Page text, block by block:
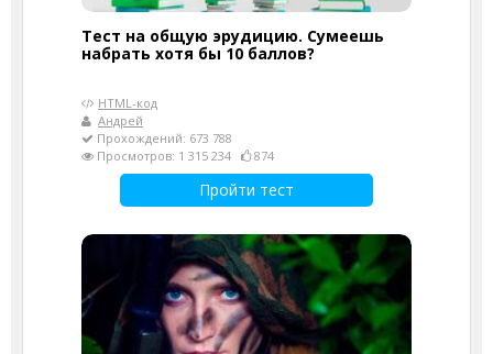
Тест на общую эрудицию. Сумеешь
набрать хотя бы 10 баллов?
HTML-код
Андрей
Прохождений: 673 788
Просмотров: 1 315 234
874
Пройти тест